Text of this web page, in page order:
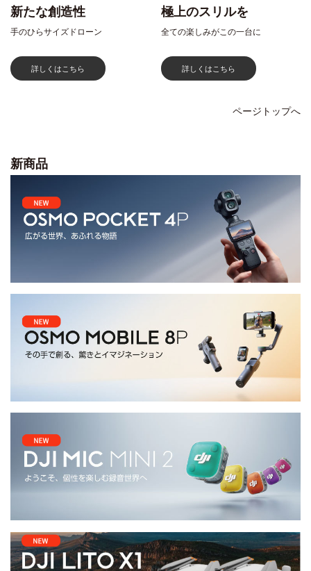
新たな創造性
手のひらサイズドローン
詳しくはこちら
極上のスリルを
全ての楽しみがこの一台に
詳しくはこちら
ページトップへ
新商品